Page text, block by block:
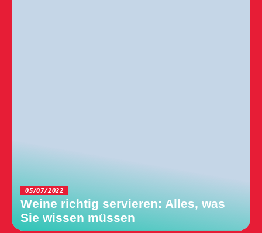
05/07/2022
Weine richtig servieren: Alles, was
Sie wissen müssen